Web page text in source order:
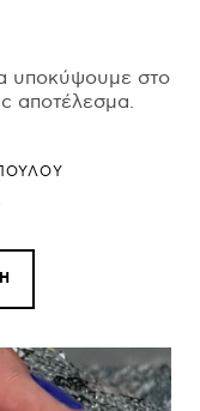
υποκύψουμε στο
αποτέλεσμα.